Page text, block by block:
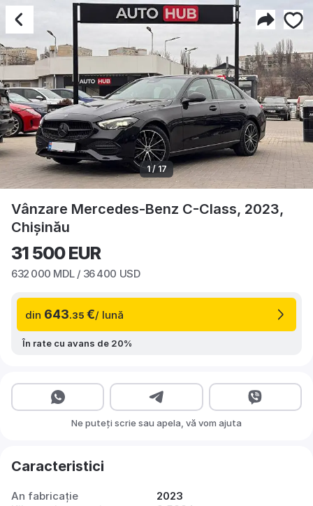
1 / 17
Vânzare Mercedes-Benz C-Class, 2023,
Chișinău
31 500EUR
632 000 MDL / 36 400 USD
din 643.35 €/ lună
În rate cu avans de 20%
Ne puteți scrie sau apela, vă vom ajuta
Caracteristici
An fabricație
2023